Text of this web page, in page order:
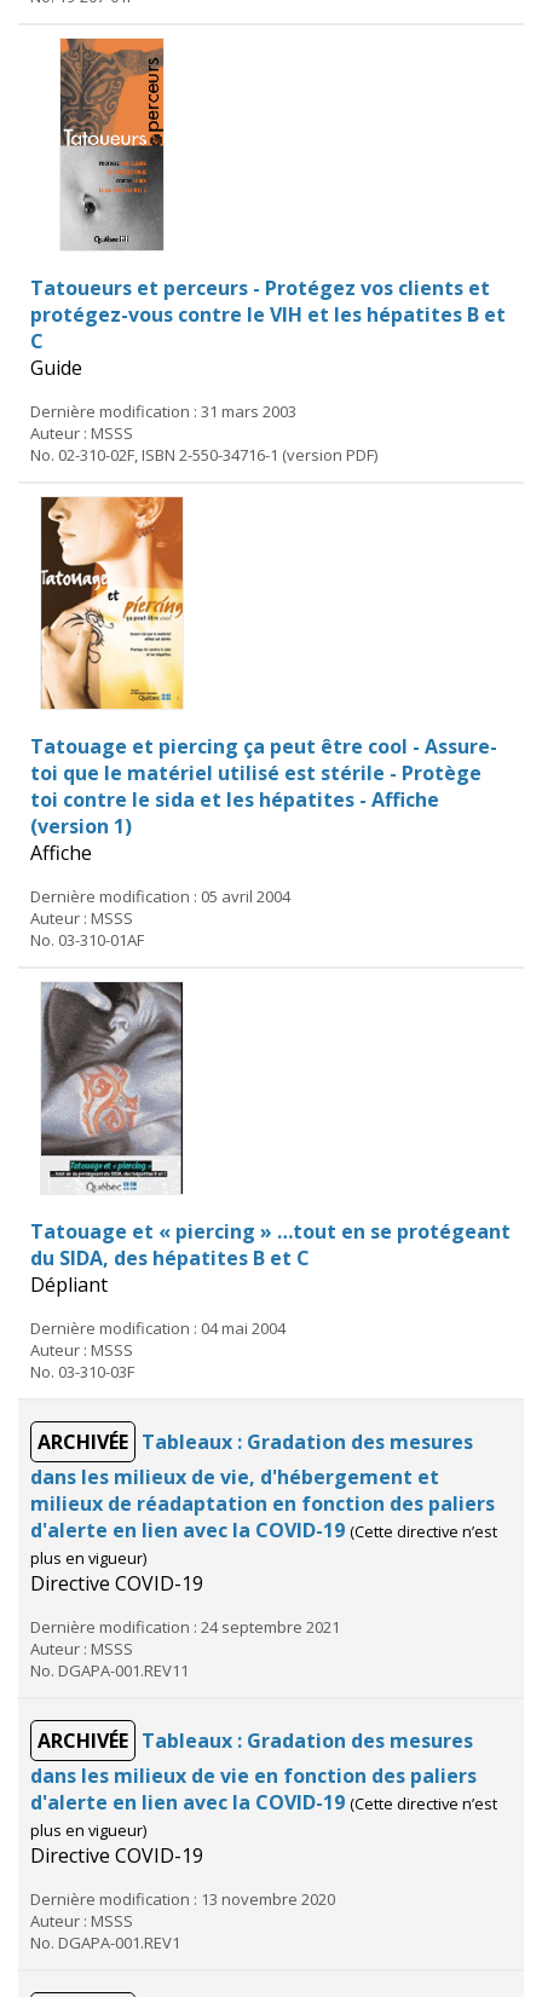
Tatoueurs et perceurs - Protégez vos clients et
protégez-vous contre le VIH et les hépatites B et
C
Guide
Dernière modification : 31 mars 2003
Auteur : MSSS
No. 02-310-02F, ISBN 2-550-34716-1 (version PDF)
Tatouage et piercing ça peut être cool - Assure-
toi que le matériel utilisé est stérile - Protège
toi contre le sida et les hépatites - Affiche
(version 1)
Affiche
Dernière modification : 05 avril 2004
Auteur : MSSS
No. 03-310-01AF
Tatouage et « piercing » …tout en se protégeant
du SIDA, des hépatites B et C
Dépliant
Dernière modification : 04 mai 2004
Auteur : MSSS
No. 03-310-03F
ARCHIVÉE Tableaux : Gradation des mesures
dans les milieux de vie, d'hébergement et
milieux de réadaptation en fonction des paliers
d'alerte en lien avec la COVID-19 (Cette directive n’est
plus en vigueur)
Directive COVID-19
Dernière modification : 24 septembre 2021
Auteur : MSSS
No. DGAPA-001.REV11
ARCHIVÉE Tableaux : Gradation des mesures
dans les milieux de vie en fonction des paliers
d'alerte en lien avec la COVID-19 (Cette directive n’est
plus en vigueur)
Directive COVID-19
Dernière modification : 13 novembre 2020
Auteur : MSSS
No. DGAPA-001.REV1